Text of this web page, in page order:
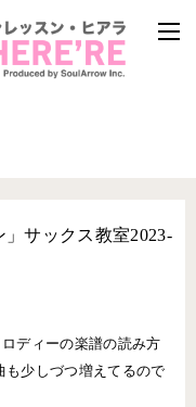
」サックス教室2023-
ディーの楽譜の読み方
も少しづつ増えてるので